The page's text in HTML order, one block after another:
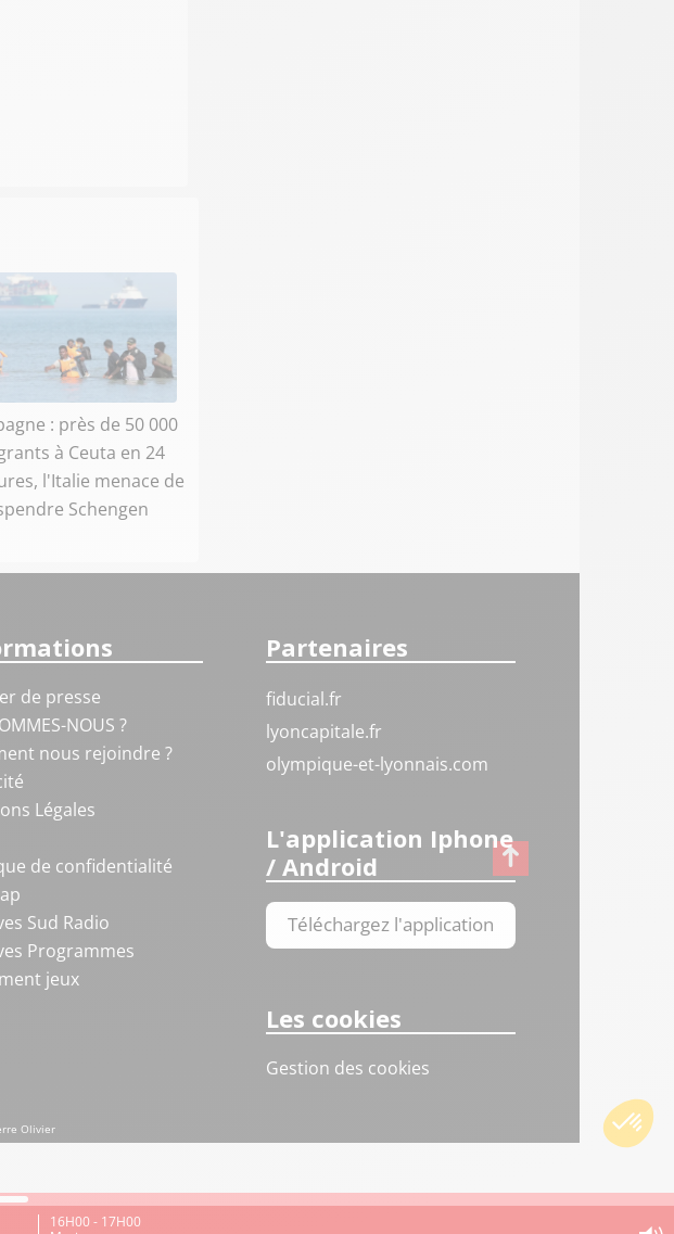
: près de 50 000
à Ceuta en 24
l'Italie menace de
Schengen
de presse
NOUS ?
nous rejoindre ?
Légales
de confidentialité
Sud Radio
Programmes
jeux
Partenaires
fiducial.fr
lyoncapitale.fr
olympique-et-lyonnais.com
L'application Iphone
/ Android
Téléchargez l'application
Les cookies
Gestion des cookies
Olivier
16H00 - 17H00